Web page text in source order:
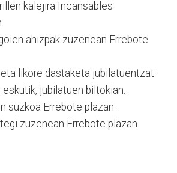
kalejira Incansables
ahizpak zuzenean Errebote
likore dastaketa jubilatuentzat
eskutik, jubilatuen biltokian.
Errebote plazan.
zuzenean Errebote plazan.